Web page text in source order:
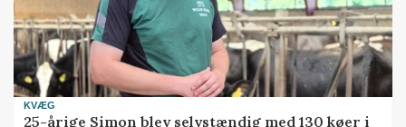
KVÆG
25-årige Simon blev selvstændig med 130 køer i